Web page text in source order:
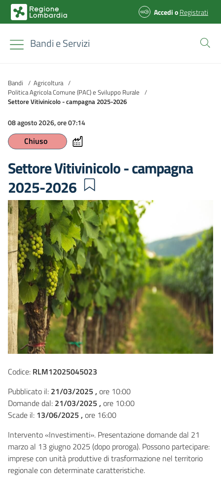
AccedioRegistrati
Bandi e Servizi
Bandi / Agricoltura /
Politica Agricola Comune (PAC) e Sviluppo Rurale /
Settore Vitivinicolo - campagna 2025-2026
08 agosto 2026, ore 07:14
Chiuso
Settore Vitivinicolo - campagna
2025-2026
Codice: RLM12025045023
Pubblicato il: 21/03/2025 , ore 10:00
Domande dal: 21/03/2025 , ore 10:00
Scade il: 13/06/2025 , ore 16:00
Intervento «Investimenti». Presentazione domande dal 21
marzo al 13 giugno 2025 (dopo proroga). Possono partecipare:
imprese con unità produttive di trasformazione nel territorio
regionale con determinate caratteristiche.